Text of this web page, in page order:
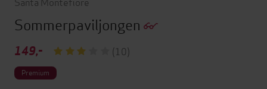
Sommerpaviljongen
149,- (10)
Premium